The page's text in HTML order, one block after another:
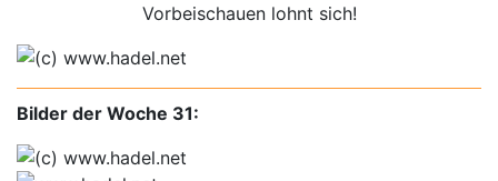
Vorbeischauen lohnt sich!
Bilder der Woche 31: